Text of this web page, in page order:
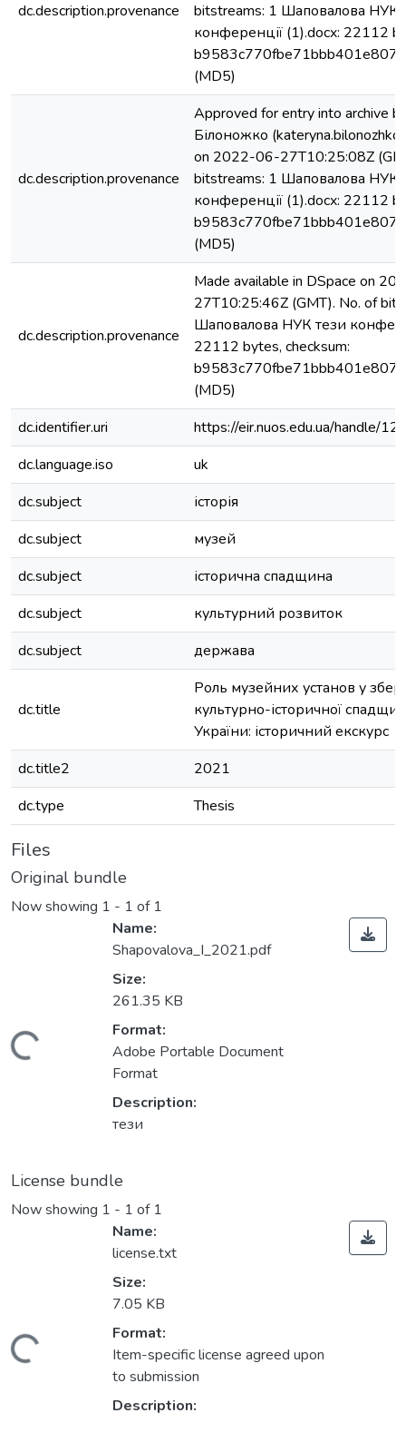
dc.description.provenance
bitstreams: 1 Шаповалова НУК
конференції (1).docx: 22112
(MD5)
dc.description.provenance
Approved for entry into archive
Білоножко
on 2022-06-27T10:25:08Z
bitstreams: 1 Шаповалова НУК
конференції (1).docx: 22112
(MD5)
dc.description.provenance
Made available in DSpace on
27T10:25:46Z (GMT). No. of
Шаповалова НУК тези
22112 bytes, checksum:
(MD5)
dc.identifier.uri
https://eir.nuos.edu.ua/handle/
dc.language.iso
uk
dc.subject
історія
dc.subject
музей
dc.subject
історична спадщина
dc.subject
культурний розвиток
dc.subject
держава
dc.title
Роль музейних установ у
культурно-історичної
України: історичний екскурс
dc.title2
2021
dc.type
Thesis
Files
Original bundle
Now showing 1 - 1 of 1
Name:
Shapovalova_І_2021.pdf
Size:
261.35 KB
Format:
Adobe Portable Document
Format
Description:
тези
License bundle
Now showing 1 - 1 of 1
Name:
license.txt
Size:
7.05 KB
Format:
Item-specific license agreed upon
to submission
Description: